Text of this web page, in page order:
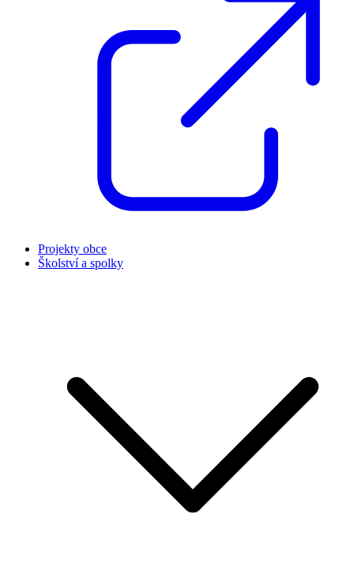
Projekty obce
Školství a spolky